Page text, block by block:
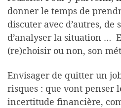
donner le temps de
discuter avec d’autres, de
d’analyser la situation …
(re)choisir ou non, son
Envisager de quitter un
risques : que vont penser
incertitude financière,